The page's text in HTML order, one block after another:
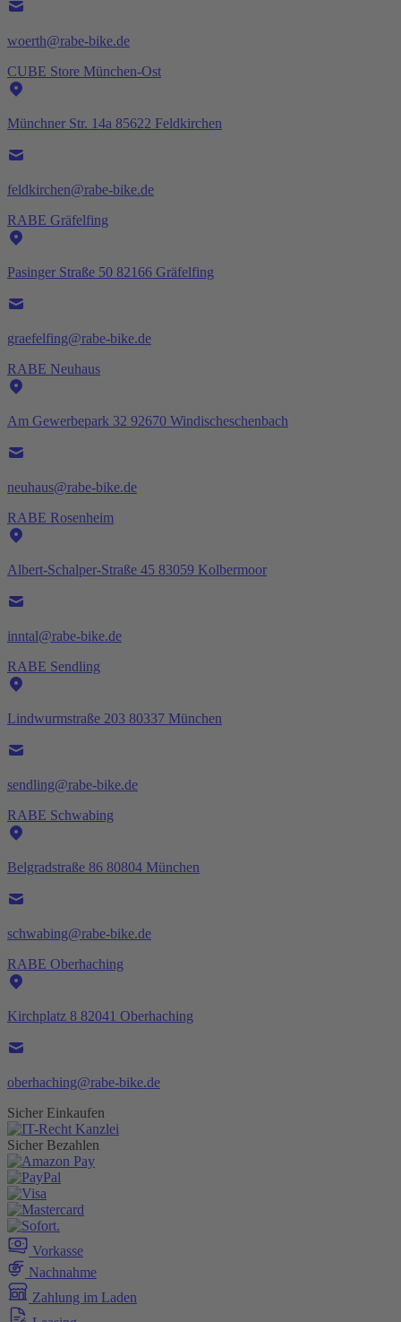
woerth@rabe-bike.de
CUBE Store München-Ost
Münchner Str. 14a 85622 Feldkirchen
feldkirchen@rabe-bike.de
RABE Gräfelfing
Pasinger Straße 50 82166 Gräfelfing
graefelfing@rabe-bike.de
RABE Neuhaus
Am Gewerbepark 32 92670 Windischeschenbach
neuhaus@rabe-bike.de
RABE Rosenheim
Albert-Schalper-Straße 45 83059 Kolbermoor
inntal@rabe-bike.de
RABE Sendling
Lindwurmstraße 203 80337 München
sendling@rabe-bike.de
RABE Schwabing
Belgradstraße 86 80804 München
schwabing@rabe-bike.de
RABE Oberhaching
Kirchplatz 8 82041 Oberhaching
oberhaching@rabe-bike.de
Sicher Einkaufen
Sicher Bezahlen
Vorkasse
Nachnahme
Zahlung im Laden